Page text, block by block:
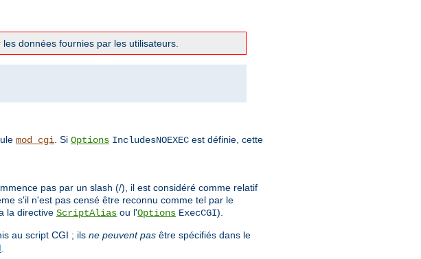
les données fournies par les utilisateurs.
mod_cgi. Si Options IncludesNOEXEC est définie, cette
pas par un slash (/), il est considéré comme relatif
s'il n'est pas censé être reconnu comme tel par le
la directive ScriptAlias ou l'Options ExecCGI).
au script CGI ; ils ne peuvent pas être spécifiés dans le
.